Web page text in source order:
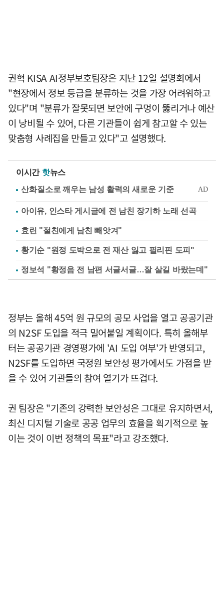
권혁 KISA AI정부보호팀장은 지난 12일 설명회에서
"현장에서 정보 등급을 분류하는 것을 가장 어려워하고
있다"며 "분류가 잘못되면 보안에 구멍이 뚫리거나 예산
이 낭비될 수 있어, 다른 기관들이 쉽게 참고할 수 있는
맞춤형 사례집을 만들고 있다"고 설명했다.
이시간 핫뉴스
아이유, 인스타 게시글에 전 남친 장기하 노래 선곡
효린 "절친에게 남친 빼앗겨"
황기순 "원정 도박으로 전 재산 잃고 필리핀 도피"
정보석 "황정음 전 남편 서글서글…잘 살길 바랐는데"
정부는 올해 45억 원 규모의 공모 사업을 열고 공공기관
의 N2SF 도입을 적극 밀어붙일 계획이다. 특히 올해부
터는 공공기관 경영평가에 'AI 도입 여부'가 반영되고,
N2SF를 도입하면 국정원 보안성 평가에서도 가점을 받
을 수 있어 기관들의 참여 열기가 뜨겁다.
권 팀장은 "기존의 강력한 보안성은 그대로 유지하면서,
최신 디지털 기술로 공공 업무의 효율을 획기적으로 높
이는 것이 이번 정책의 목표"라고 강조했다.